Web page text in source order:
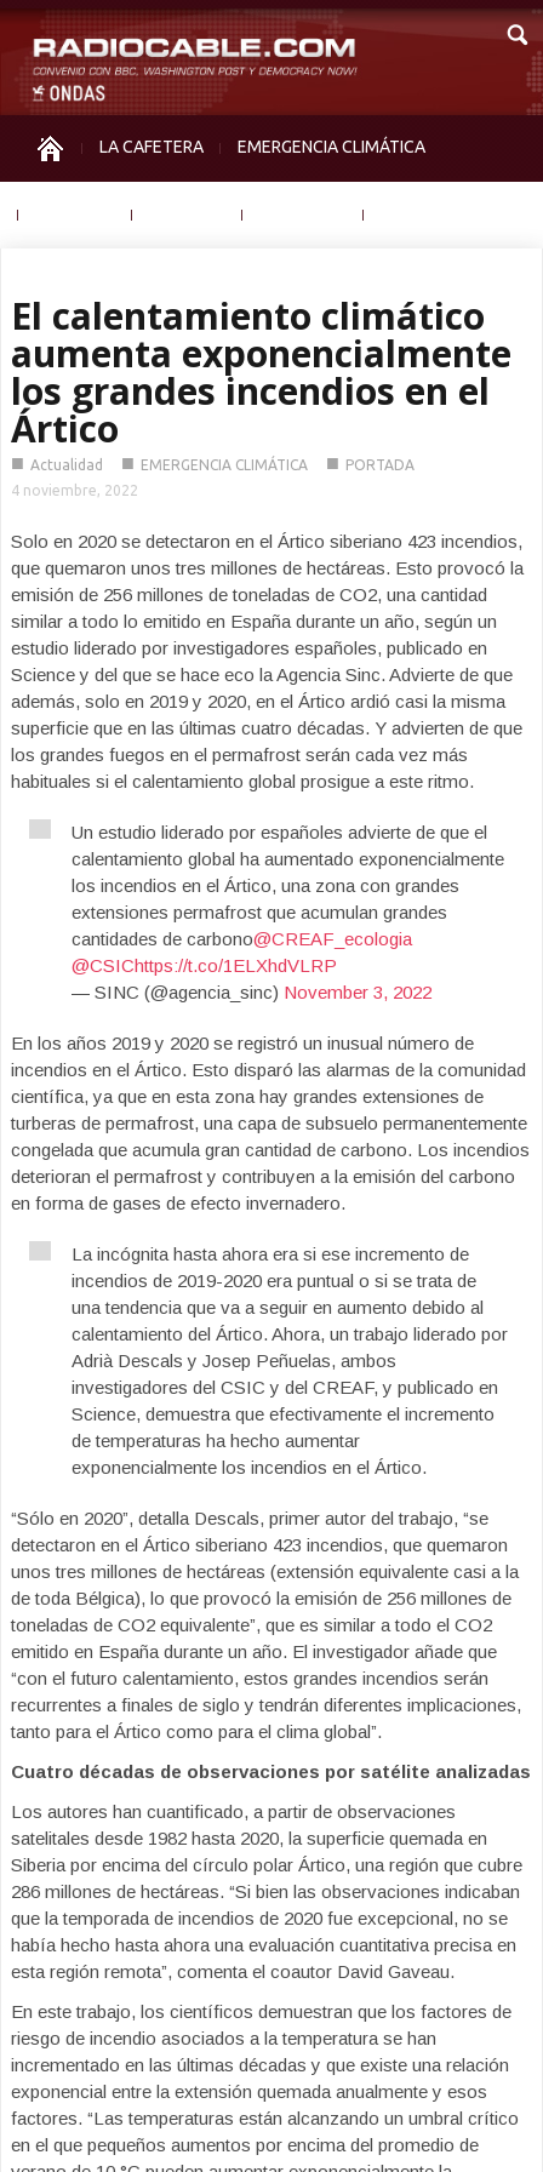
LA CAFETERA EMERGENCIA CLIMÁTICA
El calentamiento climático
aumenta exponencialmente
los grandes incendios en el
Ártico
■ Actualidad ■ EMERGENCIA CLIMÁTICA ■ PORTADA
4 noviembre, 2022
Solo en 2020 se detectaron en el Ártico siberiano 423 incendios,
que quemaron unos tres millones de hectáreas. Esto provocó la
emisión de 256 millones de toneladas de CO2, una cantidad
similar a todo lo emitido en España durante un año, según un
estudio liderado por investigadores españoles, publicado en
Science y del que se hace eco la Agencia Sinc. Advierte de que
además, solo en 2019 y 2020, en el Ártico ardió casi la misma
superficie que en las últimas cuatro décadas. Y advierten de que
los grandes fuegos en el permafrost serán cada vez más
habituales si el calentamiento global prosigue a este ritmo.
Un estudio liderado por españoles advierte de que el
calentamiento global ha aumentado exponencialmente
los incendios en el Ártico, una zona con grandes
extensiones permafrost que acumulan grandes
cantidades de carbono@CREAF_ecologia
@CSIChttps://t.co/1ELXhdVLRP
— SINC (@agencia_sinc) November 3, 2022
En los años 2019 y 2020 se registró un inusual número de
incendios en el Ártico. Esto disparó las alarmas de la comunidad
científica, ya que en esta zona hay grandes extensiones de
turberas de permafrost, una capa de subsuelo permanentemente
congelada que acumula gran cantidad de carbono. Los incendios
deterioran el permafrost y contribuyen a la emisión del carbono
en forma de gases de efecto invernadero.
La incógnita hasta ahora era si ese incremento de
incendios de 2019-2020 era puntual o si se trata de
una tendencia que va a seguir en aumento debido al
calentamiento del Ártico. Ahora, un trabajo liderado por
Adrià Descals y Josep Peñuelas, ambos
investigadores del CSIC y del CREAF, y publicado en
Science, demuestra que efectivamente el incremento
de temperaturas ha hecho aumentar
exponencialmente los incendios en el Ártico.
“Sólo en 2020”, detalla Descals, primer autor del trabajo, “se
detectaron en el Ártico siberiano 423 incendios, que quemaron
unos tres millones de hectáreas (extensión equivalente casi a la
de toda Bélgica), lo que provocó la emisión de 256 millones de
toneladas de CO2 equivalente”, que es similar a todo el CO2
emitido en España durante un año. El investigador añade que
“con el futuro calentamiento, estos grandes incendios serán
recurrentes a finales de siglo y tendrán diferentes implicaciones,
tanto para el Ártico como para el clima global”.
Cuatro décadas de observaciones por satélite analizadas
Los autores han cuantificado, a partir de observaciones
satelitales desde 1982 hasta 2020, la superficie quemada en
Siberia por encima del círculo polar Ártico, una región que cubre
286 millones de hectáreas. “Si bien las observaciones indicaban
que la temporada de incendios de 2020 fue excepcional, no se
había hecho hasta ahora una evaluación cuantitativa precisa en
esta región remota”, comenta el coautor David Gaveau.
En este trabajo, los científicos demuestran que los factores de
riesgo de incendio asociados a la temperatura se han
incrementado en las últimas décadas y que existe una relación
exponencial entre la extensión quemada anualmente y esos
factores. “Las temperaturas están alcanzando un umbral crítico
en el que pequeños aumentos por encima del promedio de